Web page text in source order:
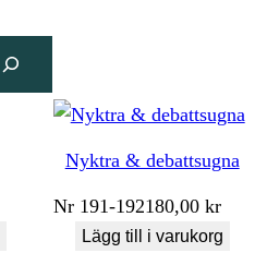
Nyktra & debattsugna
Nr 191-192180,00 kr
Lägg till i varukorg